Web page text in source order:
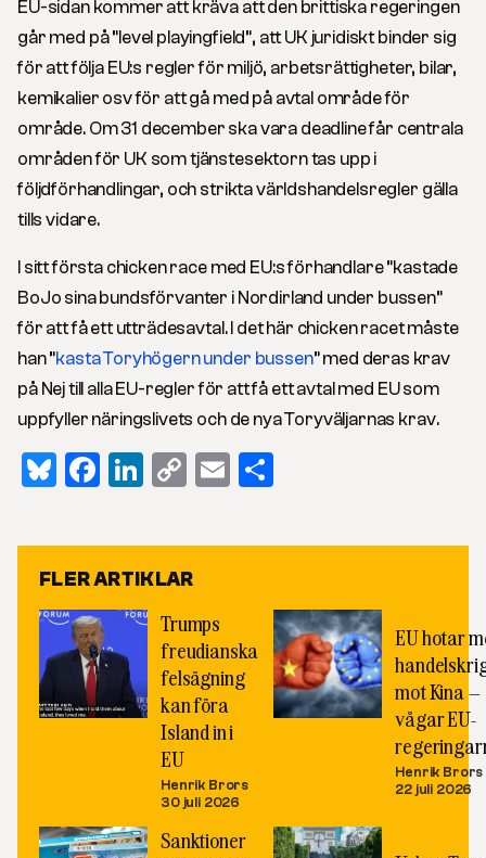
EU-sidan kommer att kräva att den brittiska regeringen
går med på ”level playingfield”, att UK juridiskt binder sig
för att följa EU:s regler för miljö, arbetsrättigheter, bilar,
kemikalier osv för att gå med på avtal område för
område. Om 31 december ska vara deadline får centrala
områden för UK som tjänstesektorn tas upp i
följdförhandlingar, och strikta världshandelsregler gälla
tills vidare.
I sitt första chicken race med EU:s förhandlare ”kastade
BoJo sina bundsförvanter i Nordirland under bussen”
för att få ett utträdesavtal. I det här chicken racet måste
han ”kasta Toryhögern under bussen” med deras krav
på Nej till alla EU-regler för att få ett avtal med EU som
uppfyller näringslivets och de nya Toryväljarnas krav.
Bluesky
Facebook
LinkedIn
CopyEmail
FLER ARTIKLAR
Trumps
freudianska
felsägning
kan föra
Island in i
EU
Henrik Brors
30 juli 2026
EU hotar
mot Kina –
vågar EU-
Henrik Brors
22 juli 2026
Sanktioner